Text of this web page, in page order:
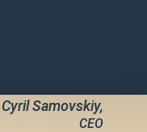
Cyril Samovskiy,
CEO